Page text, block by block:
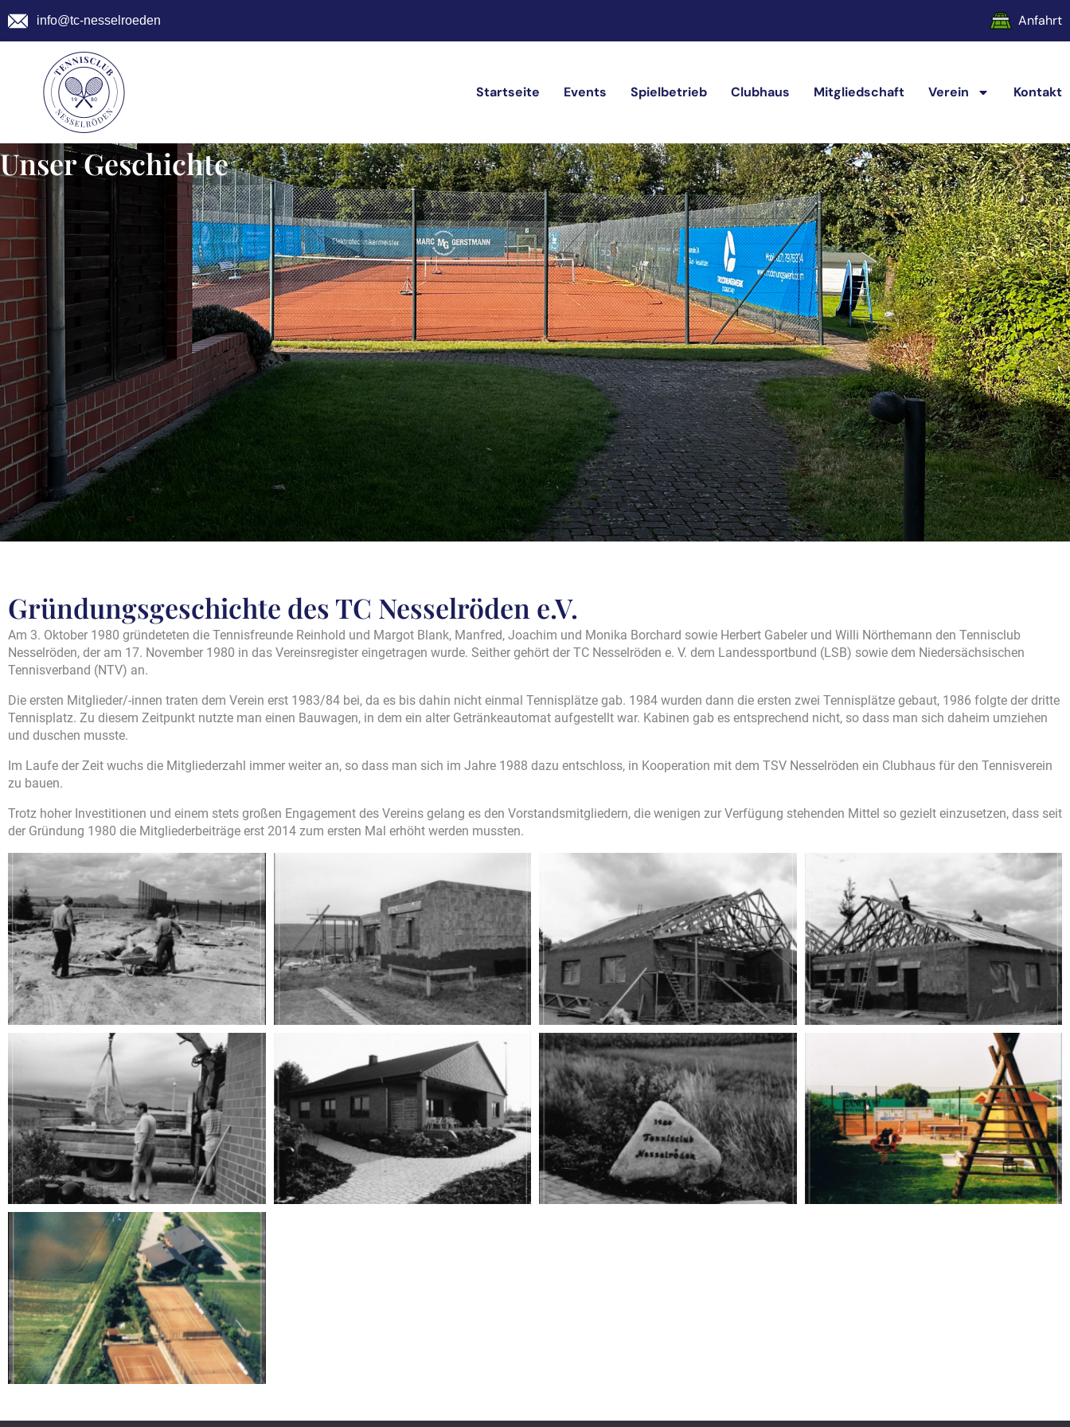
info@tc-nesselroeden Anfahrt
Startseite Events Spielbetrieb Clubhaus Mitgliedschaft Verein Kontakt
Unser Geschichte
Gründungsgeschichte des TC Nesselröden e.V.
Am 3. Oktober 1980 gründeteten die Tennisfreunde Reinhold und Margot Blank, Manfred, Joachim und Monika Borchard sowie Herbert Gabeler und Willi Nörthemann den Tennisclub
Nesselröden, der am 17. November 1980 in das Vereinsregister eingetragen wurde. Seither gehört der TC Nesselröden e. V. dem Landessportbund (LSB) sowie dem Niedersächsischen
Tennisverband (NTV) an.
Die ersten Mitglieder/-innen traten dem Verein erst 1983/84 bei, da es bis dahin nicht einmal Tennisplätze gab. 1984 wurden dann die ersten zwei Tennisplätze gebaut, 1986 folgte der dritte
Tennisplatz. Zu diesem Zeitpunkt nutzte man einen Bauwagen, in dem ein alter Getränkeautomat aufgestellt war. Kabinen gab es entsprechend nicht, so dass man sich daheim umziehen
und duschen musste.
Im Laufe der Zeit wuchs die Mitgliederzahl immer weiter an, so dass man sich im Jahre 1988 dazu entschloss, in Kooperation mit dem TSV Nesselröden ein Clubhaus für den Tennisverein
zu bauen.
Trotz hoher Investitionen und einem stets großen Engagement des Vereins gelang es den Vorstandsmitgliedern, die wenigen zur Verfügung stehenden Mittel so gezielt einzusetzen, dass seit
der Gründung 1980 die Mitgliederbeiträge erst 2014 zum ersten Mal erhöht werden mussten.